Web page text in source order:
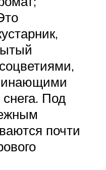
Под
почти